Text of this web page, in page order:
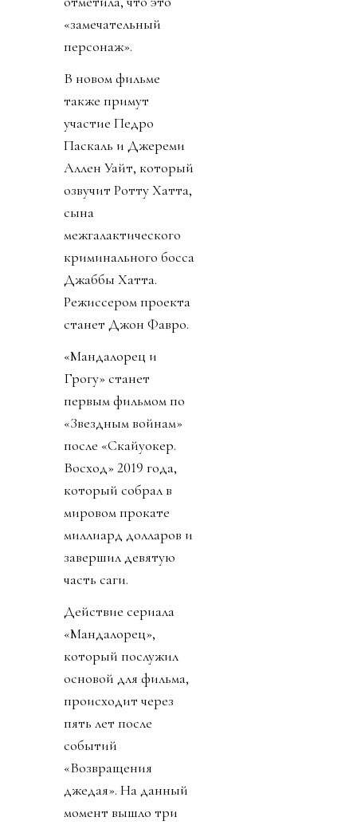
«замечательный
персонаж».
В новом фильме
также примут
участие Педро
Паскаль и Джереми
Аллен Уайт, который
озвучит Ротту Хатта,
сына
межгалактического
криминального босса
Джаббы Хатта.
Режиссером проекта
станет Джон Фавро.
«Мандалорец и
Грогу» станет
первым фильмом по
«Звездным войнам»
после «Скайуокер.
Восход» 2019 года,
который собрал в
мировом прокате
миллиард долларов и
завершил девятую
часть саги.
Действие сериала
«Мандалорец»,
который послужил
основой для фильма,
происходит через
пять лет после
событий
«Возвращения
джедая». На данный
момент вышло три